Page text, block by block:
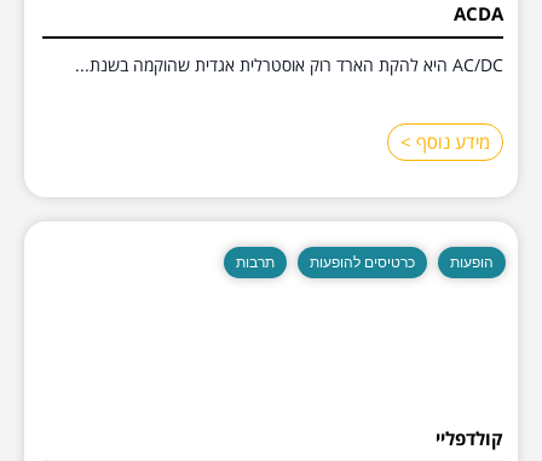
ACDA
AC/DC היא להקת הארד רוק אוסטרלית אגדית שהוקמה בשנת...
מידע נוסף >
הופעות כרטיסים להופעות תרבות
קולדפליי